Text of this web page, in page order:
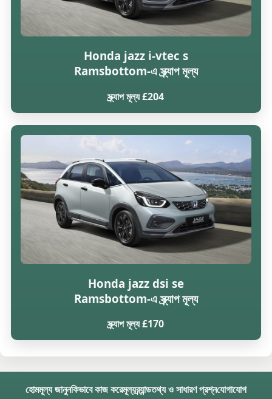
Honda jazz i-vtec s
Ramsbottom-এ স্ক্র্যাপ মূল্য
স্ক্র্যাপ মূল্য £204
Honda jazz dsi se
Ramsbottom-এ স্ক্র্যাপ মূল্য
স্ক্র্যাপ মূল্য £170
হোমমূল্য জানুনকিভাবে কাজ করেমূল্যব্র্যান্ডতথ্য ও সাধারণ প্রশ্নযোগাযোগ